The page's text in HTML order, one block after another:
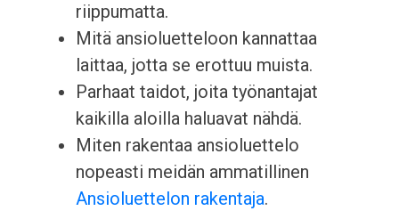
riippumatta.
Mitä ansioluetteloon kannattaa
laittaa, jotta se erottuu muista.
Parhaat taidot, joita työnantajat
kaikilla aloilla haluavat nähdä.
Miten rakentaa ansioluettelo
nopeasti meidän ammatillinen
Ansioluettelon rakentaja.